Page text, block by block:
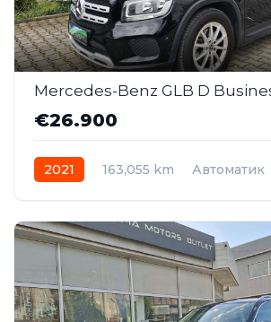
€26.900
2021 163,055 km Автоматик